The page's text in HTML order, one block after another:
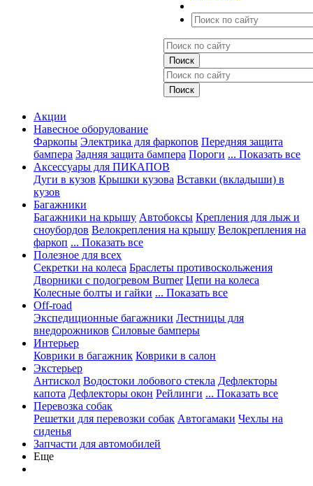
Акции
Навесное оборудование
Фаркопы Электрика для фаркопов Передняя защита
бампера Задняя защита бампера Пороги ... Показать все
Аксессуары для ПИКАПОВ
Дуги в кузов Крышки кузова Вставки (вкладыши) в
кузов
Багажники
Багажники на крышу Автобоксы Крепления для лыж и
сноубордов Велокрепления на крышу Велокрепления на
фаркоп ... Показать все
Полезное для всех
Секретки на колеса Браслеты противоскольжения
Дворники с подогревом Burner Цепи на колеса
Колесные болты и гайки ... Показать все
Off-road
Экспедиционные багажники Лестницы для
внедорожников Силовые бамперы
Интерьер
Коврики в багажник Коврики в салон
Экстерьер
Антискол Водостоки лобового стекла Дефлекторы
капота Дефлекторы окон Рейлинги ... Показать все
Перевозка собак
Решетки для перевозки собак Автогамаки Чехлы на
сиденья
Запчасти для автомобилей
Еще